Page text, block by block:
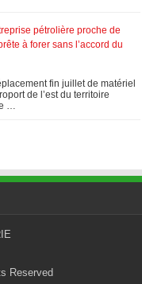
pétrolière proche de
à forer sans l’accord du
fin juillet de matériel
de l’est du territoire
…
Reserved